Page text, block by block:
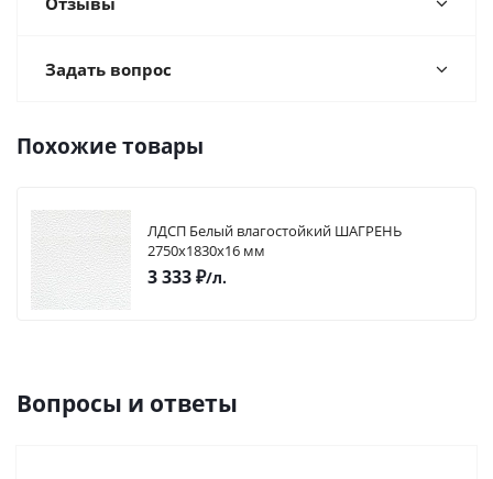
Задать вопрос
Похожие товары
ЛДСП Белый влагостойкий ШАГРЕНЬ
2750х1830х16 мм
3 333₽/л.
Вопросы и ответы